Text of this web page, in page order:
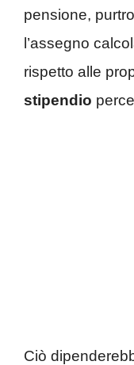
pensione,
l’assegno
rispetto alle
stipendio
Ciò